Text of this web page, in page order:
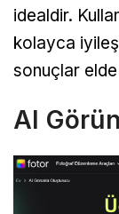
idealdir.
kolayca
sonuçlar
AI